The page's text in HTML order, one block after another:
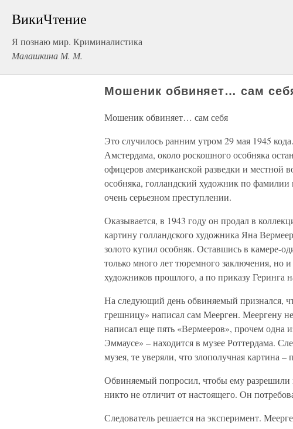
ВикиЧтение
Я познаю мир. Криминалистика
Малашкина М. М.
Мошеник обвиняет… сам
Мошеник обвиняет… сам себя
Это случилось ранним утром 29 мая 1945
Амстердама, около роскошного особняка
офицеров американской разведки и местной
особняка, голландский художник по
очень серьезном преступлении.
Оказывается, в 1943 году он продал в
картину голландского художника Яна
золото купил особняк. Оставшись в камере-
только много лет тюремного заключения,
художников прошлого, а по приказу
На следующий день обвиняемый признался,
грешницу» написал сам Меерген. Меергену
написал еще пять «Вермееров», прочем одна
Эммаусе» – находится в музее Роттердама.
музея, те уверяли, что злополучная
Обвиняемый попросил, чтобы ему разрешили
никто не отличит от настоящего. Он
Следователь решается на эксперимент.